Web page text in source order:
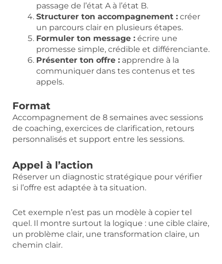
passage de l’état A à l’état B.
Structurer ton accompagnement : créer
un parcours clair en plusieurs étapes.
Formuler ton message : écrire une
promesse simple, crédible et différenciante.
Présenter ton offre : apprendre à la
communiquer dans tes contenus et tes
appels.
Format
Accompagnement de 8 semaines avec sessions
de coaching, exercices de clarification, retours
personnalisés et support entre les sessions.
Appel à l’action
Réserver un diagnostic stratégique pour vérifier
si l’offre est adaptée à ta situation.
Cet exemple n’est pas un modèle à copier tel
quel. Il montre surtout la logique : une cible claire,
un problème clair, une transformation claire, un
chemin clair.